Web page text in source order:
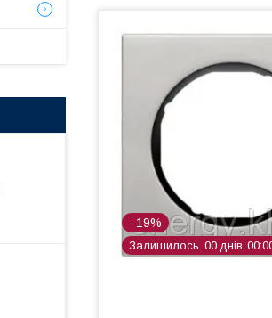
–19%
Залишилось 00 днів 00 0